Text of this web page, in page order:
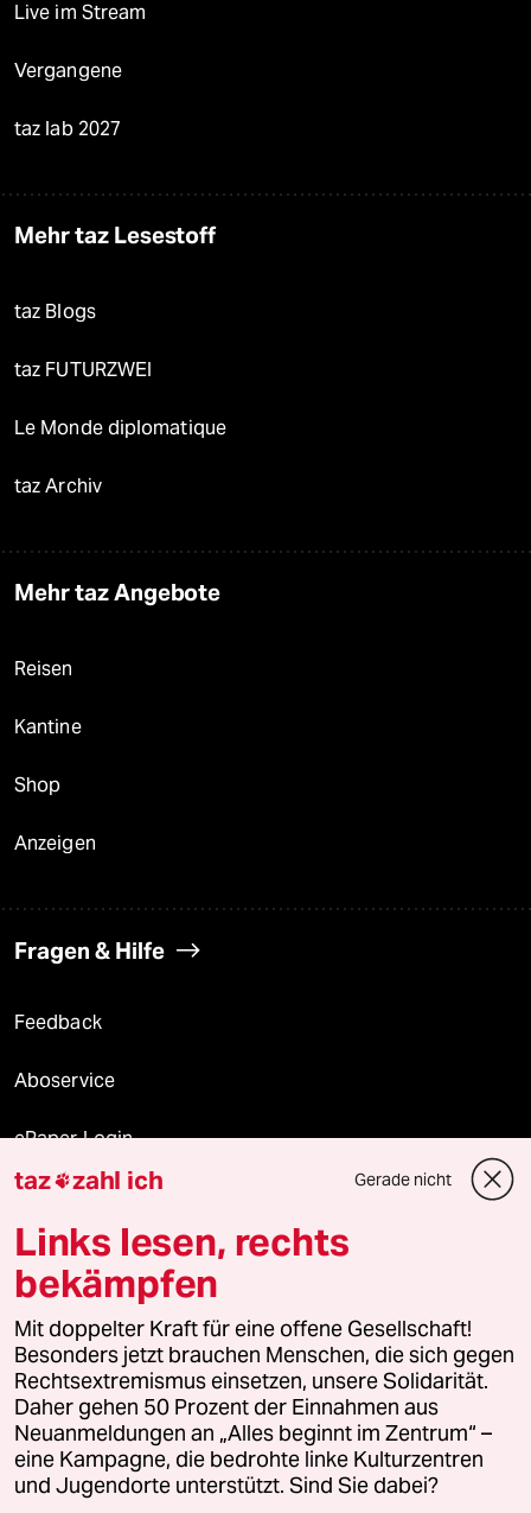
Live im Stream
Vergangene
taz lab 2027
Mehr taz Lesestoff
taz Blogs
taz FUTURZWEI
Le Monde diplomatique
taz Archiv
Mehr taz Angebote
Reisen
Kantine
Shop
Anzeigen
Fragen & Hilfe
Feedback
Aboservice
ePaper Login
Downloads für Abonnierende
© 2026 taz Verlags und Vertriebs GmbH
Alle Rechte vorbehalten. Bei rechtlichen Fragen oder für Genehmigungen
wenden Sie sich bitte an lizenzen@taz.de
Feedback Redaktionsstatut Kommune-Richtlinien
Leitlinie Informant Datenschutz Impressum AGB
taz zahl ich Gerade nicht
Links lesen, rechts
bekämpfen
Mit doppelter Kraft für eine offene Gesellschaft!
Besonders jetzt brauchen Menschen, die sich gegen
Rechtsextremismus einsetzen, unsere Solidarität.
Daher gehen 50 Prozent der Einnahmen aus
Neuanmeldungen an „Alles beginnt im Zentrum“ –
eine Kampagne, die bedrohte linke Kulturzentren
und Jugendorte unterstützt. Sind Sie dabei?